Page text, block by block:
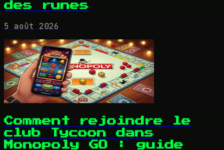
des runes
5 août 2026
Comment rejoindre le
club Tycoon dans
Monopoly GO : guide